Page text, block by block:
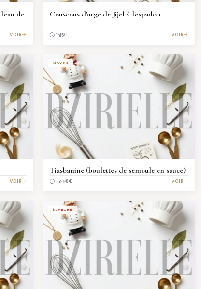
de
VOIR
Couscous d'orge de Jijel à l'espadon
1h15€ VOIR
VOIR
MOYEN
Tiasbanine (boulettes de semoule en sauce)
1h25€€ VOIR
ÉLABORÉ